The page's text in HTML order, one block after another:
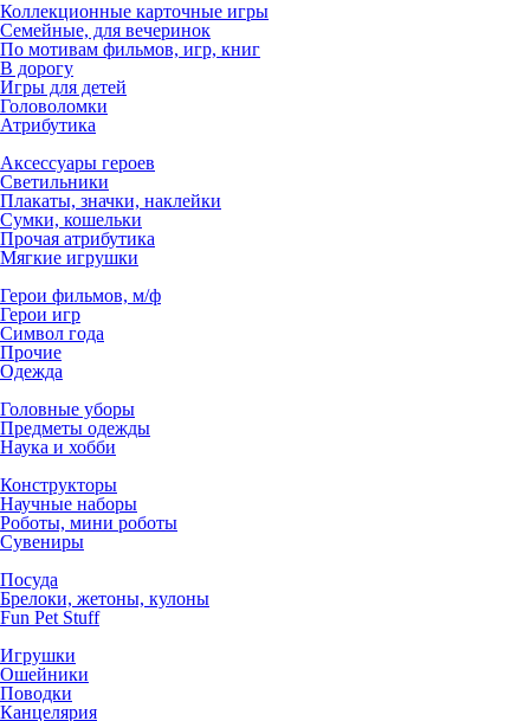
Коллекционные карточные игры
Семейные, для вечеринок
По мотивам фильмов, игр, книг
В дорогу
Игры для детей
Головоломки
Атрибутика
Аксессуары героев
Светильники
Плакаты, значки, наклейки
Сумки, кошельки
Прочая атрибутика
Мягкие игрушки
Герои фильмов, м/ф
Герои игр
Символ года
Прочие
Одежда
Головные уборы
Предметы одежды
Наука и хобби
Конструкторы
Научные наборы
Роботы, мини роботы
Сувениры
Посуда
Брелоки, жетоны, кулоны
Fun Pet Stuff
Игрушки
Ошейники
Поводки
Канцелярия